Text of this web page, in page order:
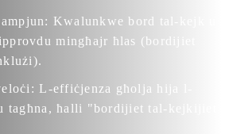
Kwalunkwe bord tal-kejk u
mingħajr ħlas (bordijiet
L-effiċjenza għolja hija l-
tagħna, ħalli "bordijiet tal-kejkijiet